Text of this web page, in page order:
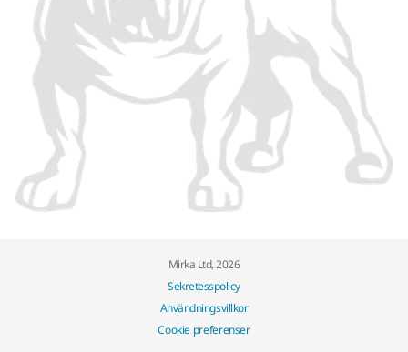
Mirka Ltd, 2026
Sekretesspolicy
Användningsvillkor
Cookie preferenser